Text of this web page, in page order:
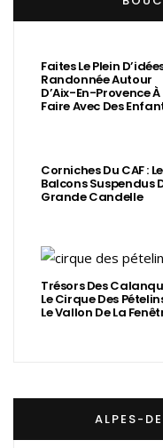
Faites Le Plein
Randonnée Autour
D’Aix-En-Provence À
Faire Avec Des
Corniches Du CAF :
Balcons Suspendus
Grande Candelle
Trésors Des
Le Cirque Des
Le Vallon De La
ALPES-